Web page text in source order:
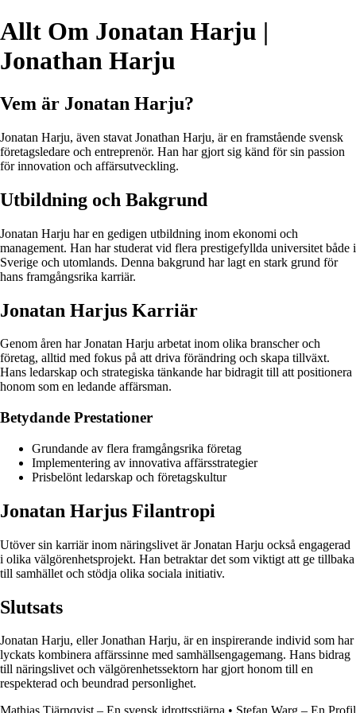
Allt Om Jonatan Harju |
Jonathan Harju
Vem är Jonatan Harju?
Jonatan Harju, även stavat Jonathan Harju, är en framstående svensk
företagsledare och entreprenör. Han har gjort sig känd för sin passion
för innovation och affärsutveckling.
Utbildning och Bakgrund
Jonatan Harju har en gedigen utbildning inom ekonomi och
management. Han har studerat vid flera prestigefyllda universitet både i
Sverige och utomlands. Denna bakgrund har lagt en stark grund för
hans framgångsrika karriär.
Jonatan Harjus Karriär
Genom åren har Jonatan Harju arbetat inom olika branscher och
företag, alltid med fokus på att driva förändring och skapa tillväxt.
Hans ledarskap och strategiska tänkande har bidragit till att positionera
honom som en ledande affärsman.
Betydande Prestationer
Grundande av flera framgångsrika företag
Implementering av innovativa affärsstrategier
Prisbelönt ledarskap och företagskultur
Jonatan Harjus Filantropi
Utöver sin karriär inom näringslivet är Jonatan Harju också engagerad
i olika välgörenhetsprojekt. Han betraktar det som viktigt att ge tillbaka
till samhället och stödja olika sociala initiativ.
Slutsats
Jonatan Harju, eller Jonathan Harju, är en inspirerande individ som har
lyckats kombinera affärssinne med samhällsengagemang. Hans bidrag
till näringslivet och välgörenhetssektorn har gjort honom till en
respekterad och beundrad personlighet.